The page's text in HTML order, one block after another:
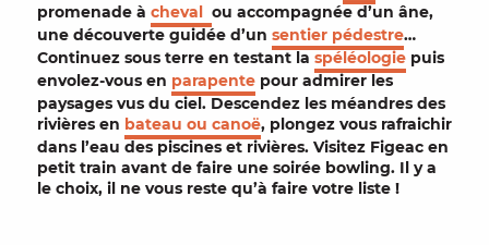
promenade à cheval ou accompagnée d’un âne,
une découverte guidée d’un sentier pédestre…
Continuez sous terre en testant la spéléologie puis
envolez-vous en parapente pour admirer les
paysages vus du ciel. Descendez les méandres des
rivières en bateau ou canoë, plongez vous rafraichir
dans l’eau des piscines et rivières. Visitez Figeac en
petit train avant de faire une soirée bowling. Il y a
le choix, il ne vous reste qu’à faire votre liste !